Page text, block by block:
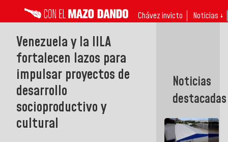
Chávez invicto Noticias ↓
Venezuela y la IILA
fortalecen lazos para
impulsar proyectos de
desarrollo
socioproductivo y
cultural
Noticias
destacadas